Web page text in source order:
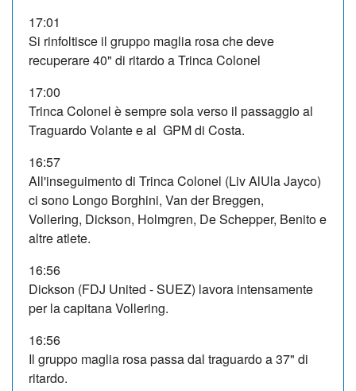
17:01
Si rinfoltisce il gruppo maglia rosa che deve
recuperare 40" di ritardo a Trinca Colonel
17:00
Trinca Colonel è sempre sola verso il passaggio al
Traguardo Volante e al GPM di Costa.
16:57
All'inseguimento di Trinca Colonel (Liv AlUla Jayco)
ci sono Longo Borghini, Van der Breggen,
Vollering, Dickson, Holmgren, De Schepper, Benito e
altre atlete.
16:56
Dickson (FDJ United - SUEZ) lavora intensamente
per la capitana Vollering.
16:56
Il gruppo maglia rosa passa dal traguardo a 37" di
ritardo.